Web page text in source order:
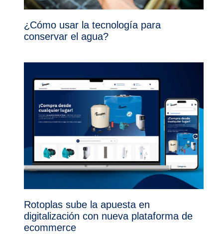
¿Cómo usar la tecnología para
conservar el agua?
Rotoplas sube la apuesta en
digitalización con nueva plataforma de
ecommerce